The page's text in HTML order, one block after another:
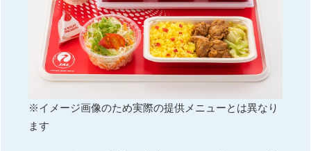
※イメージ画像のため実際の提供メニューとは異なり
ます